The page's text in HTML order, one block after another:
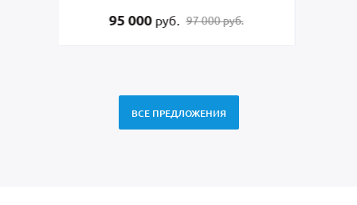
15 000руб. 10 500 руб.
ВСЕ ПРЕДЛОЖЕНИЯ